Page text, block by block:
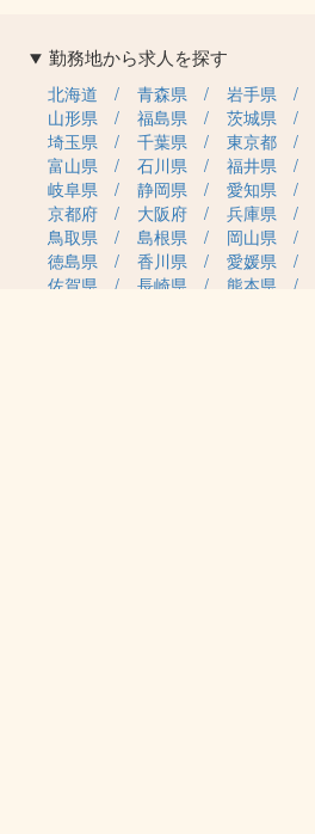
勤務地から求人を探す
北海道 青森県 岩手県
山形県
福島県 茨城県
埼玉県
千葉県 東京都
富山県
石川県 福井県
岐阜県
静岡県 愛知県
京都府
大阪府 兵庫県
鳥取県
島根県 岡山県
徳島県
香川県 愛媛県
佐賀県
長崎県 熊本県